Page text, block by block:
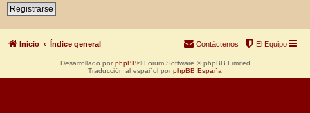
Registrarse
Inicio Índice general El Equipo
Contáctenos
Desarrollado por phpBB® Forum Software © phpBB Limited
Traducción al español por phpBB España